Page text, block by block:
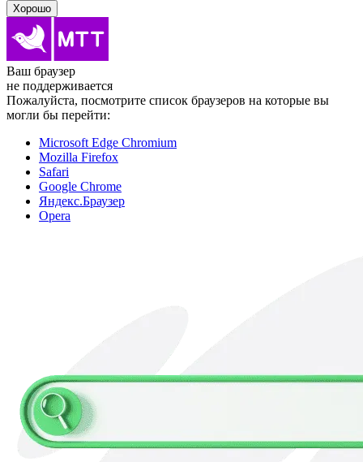
Хорошо
Ваш браузер
не поддерживается
Пожалуйста, посмотрите список браузеров на которые вы
могли бы перейти:
Microsoft Edge Chromium
Mozilla Firefox
Safari
Google Chrome
Яндекс.Браузер
Opera